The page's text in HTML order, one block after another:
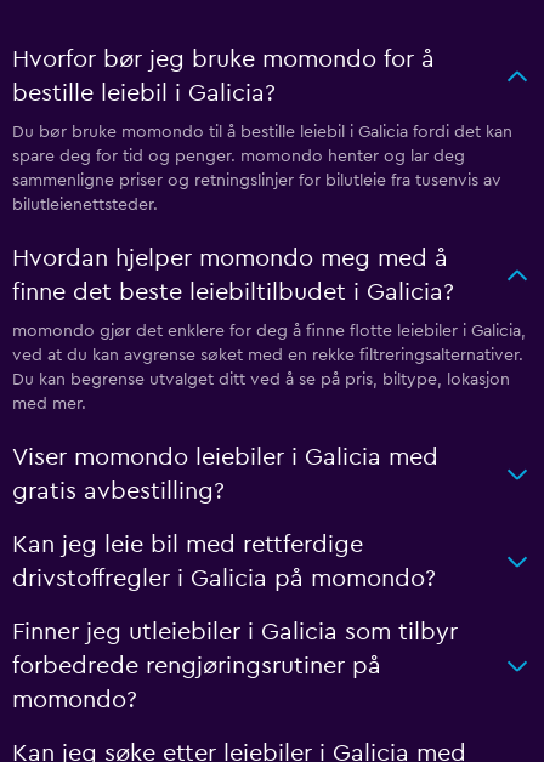
Hvorfor bør jeg bruke momondo for å
bestille leiebil i Galicia?
Du bør bruke momondo til å bestille leiebil i Galicia fordi det kan
spare deg for tid og penger. momondo henter og lar deg
sammenligne priser og retningslinjer for bilutleie fra tusenvis av
bilutleienettsteder.
Hvordan hjelper momondo meg med å
finne det beste leiebiltilbudet i Galicia?
momondo gjør det enklere for deg å finne flotte leiebiler i Galicia,
ved at du kan avgrense søket med en rekke filtreringsalternativer.
Du kan begrense utvalget ditt ved å se på pris, biltype, lokasjon
med mer.
Viser momondo leiebiler i Galicia med
gratis avbestilling?
Kan jeg leie bil med rettferdige
drivstoffregler i Galicia på momondo?
Finner jeg utleiebiler i Galicia som tilbyr
forbedrede rengjøringsrutiner på
momondo?
Kan jeg søke etter leiebiler i Galicia med